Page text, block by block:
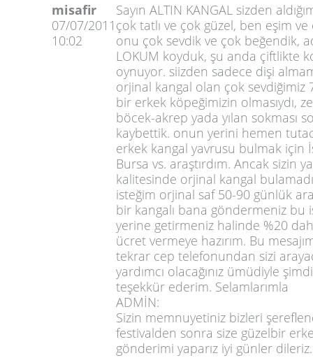
misafir
07/07/2011
10:02
Sayın ALTIN KANGAL sizden
çok tatlı ve çok güzel, ben eşim ve
onu çok sevdik ve çok beğendik,
LOKUM koyduk, şu anda çiftlikte
oynuyor. siizden sadece dişi
orjinal kangal olan çok sevdiğimiz
bir erkek köpeğimizin olmasıydı,
böcek-akrep yada yılan sokması
kaybettik. onun yerini hemen
erkek kangal yavrusu bulmak için
Bursa vs. araştırdım. Ancak sizin
kalitesinde orjinal kangal
isteğim orjinal saf 50-90 günlük
bir kangalı bana göndermeniz bu
yerine getirmeniz halinde %20
ücret vermeye hazırım. Bu
tekrar cep telefonundan sizi
yardımcı olacağınız ümüdiyle
teşekkür ederim. Selamlarımla
ADMİN:
Sizin memnuyetiniz bizleri
festivalden sonra size güzelbir
gönderimi yaparız iyi günler dileriz.